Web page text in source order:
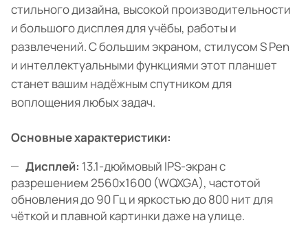
стильного дизайна, высокой производительности
и большого дисплея для учёбы, работы и
развлечений. С большим экраном, стилусом S Pen
и интеллектуальными функциями этот планшет
станет вашим надёжным спутником для
воплощения любых задач.
Основные характеристики:
Дисплей: 13.1-дюймовый IPS-экран с
разрешением 2560x1600 (WQXGA), частотой
обновления до 90 Гц и яркостью до 800 нит для
чёткой и плавной картинки даже на улице.